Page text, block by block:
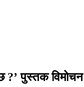
छ ?’ पुस्तक विमोचन